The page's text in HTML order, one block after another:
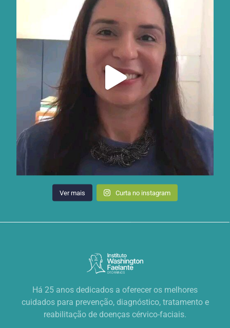
Ver mais Curta no instagram
Há 25 anos dedicados a oferecer os melhores
cuidados para prevenção, diagnóstico, tratamento e
reabilitação de doenças cérvico-faciais.